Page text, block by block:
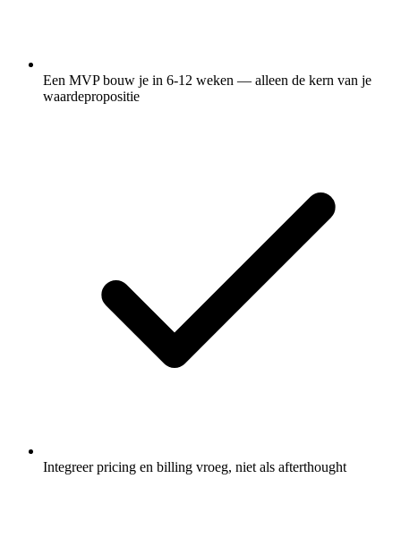
Een MVP bouw je in 6-12 weken — alleen de kern van je
waardepropositie
Integreer pricing en billing vroeg, niet als afterthought